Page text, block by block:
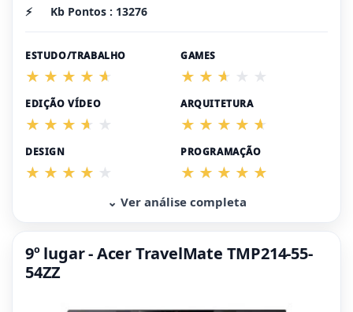
⚡ Kb Pontos : 13276
ESTUDO/TRABALHO GAMES
EDIÇÃO VÍDEO ARQUITETURA
DESIGN PROGRAMAÇÃO
⌄ Ver análise completa
9º lugar - Acer TravelMate TMP214-55-
54ZZ